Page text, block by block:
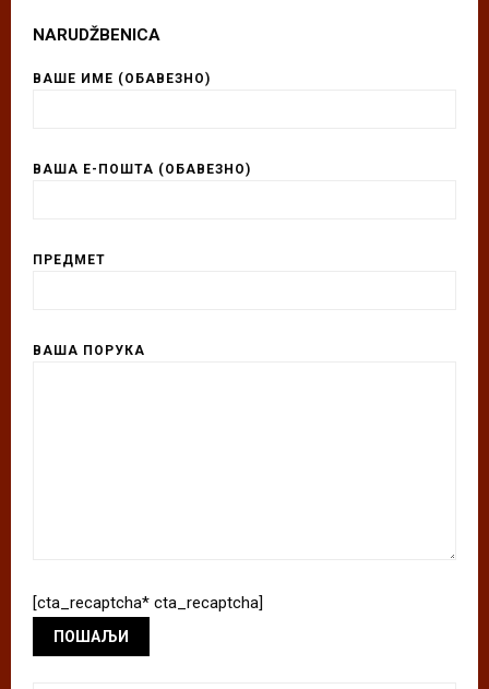
NARUDŽBENICA
ВАШЕ ИМЕ (ОБАВЕЗНО)
ВАША Е-ПОШТА (ОБАВЕЗНО)
ПРЕДМЕТ
ВАША ПОРУКА
[cta_recaptcha* cta_recaptcha]